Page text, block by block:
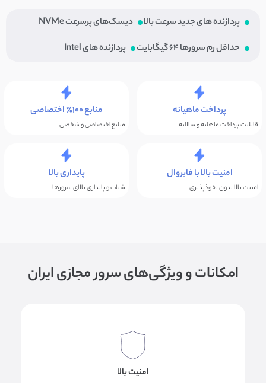
پردازنده های جدید سرعت بالا
دیسک‌های پرسرعت NVMe
حداقل رم سرورها ۶۴ گیگابایت
پردازنده های Intel
پرداخت ماهیانه
قابلیت پرداخت ماهانه و سالانه
منابع ۱۰۰٪ اختصاصی
منابع اختصاصی و شخصی
امنیت بالا با فایروال
امنیت بالا بدون نفوذپذیری
پایداری بالا
شتاب و پایداری بالای سرورها
امکانات و ویژگی‌های سرور مجازی ایران
امنیت بالا